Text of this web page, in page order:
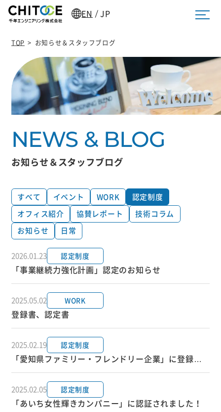
EN /JP
TOP > お知らせ＆スタッフブログ
お知らせ＆スタッフブログ
すべて イベント WORK
認定制度
オフィス紹介
協賛レポート
技術コラム
お知らせ
日常
2026.01.23 認定制度
「事業継続力強化計画」認定のお知らせ
2025.05.02 WORK
登録書、認定書
2025.02.19 認定制度
「愛知県ファミリー・フレンドリー企業」に登録さ
2025.02.05 認定制度
「あいち女性輝きカンパニー」に認証されました！